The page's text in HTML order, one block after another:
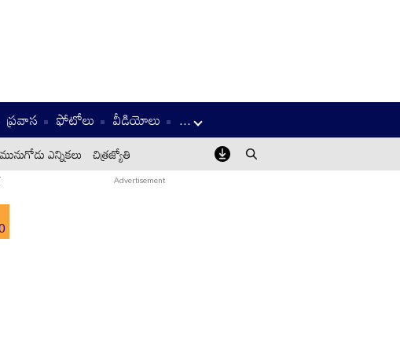
ప్రవాస ఫోటోలు వీడియోలు ...
మునుగోడు ఎన్నికలు చిత్రజ్యోతి